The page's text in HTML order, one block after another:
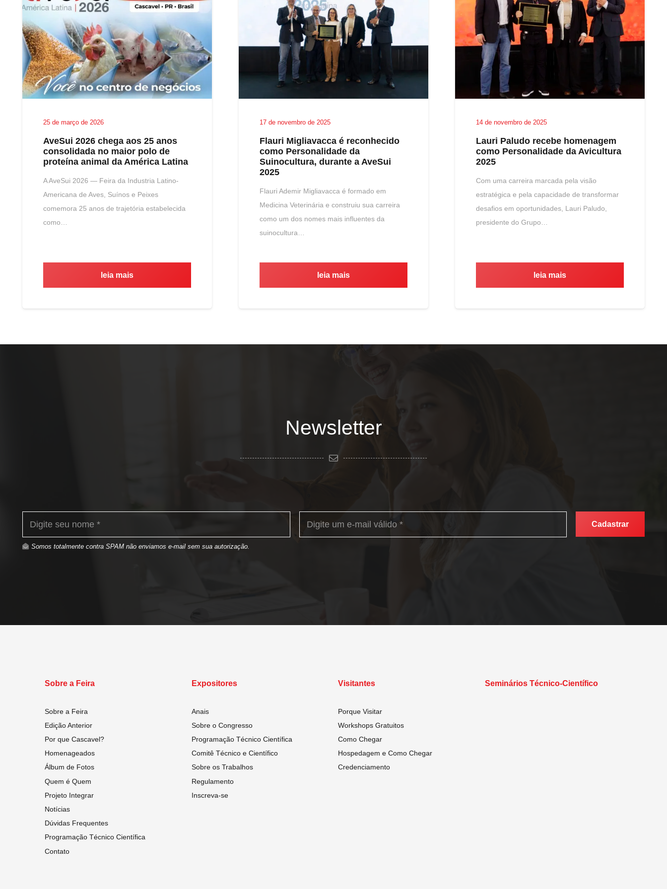
25 de março de 2026
AveSui 2026 chega aos 25 anos
consolidada no maior polo de
proteína animal da América Latina
A AveSui 2026 — Feira da Industria Latino-
Americana de Aves, Suínos e Peixes
comemora 25 anos de trajetória estabelecida
como…
leia mais
17 de novembro de 2025
Flauri Migliavacca é reconhecido
como Personalidade da
Suinocultura, durante a AveSui
2025
Flauri Ademir Migliavacca é formado em
Medicina Veterinária e construiu sua carreira
como um dos nomes mais influentes da
suinocultura…
leia mais
14 de novembro de 2025
Lauri Paludo recebe homenagem
como Personalidade da Avicultura
2025
Com uma carreira marcada pela visão
estratégica e pela capacidade de transformar
desafios em oportunidades, Lauri Paludo,
presidente do Grupo…
leia mais
Newsletter
Cadastrar
Somos totalmente contra SPAM não enviamos e-mail sem sua autorização.
Sobre a Feira
Sobre a Feira
Edição Anterior
Por que Cascavel?
Homenageados
Álbum de Fotos
Quem é Quem
Projeto Integrar
Notícias
Dúvidas Frequentes
Programação Técnico Científica
Contato
Expositores
Anais
Sobre o Congresso
Programação Técnico Científica
Comitê Técnico e Científico
Sobre os Trabalhos
Regulamento
Inscreva-se
Visitantes
Porque Visitar
Workshops Gratuitos
Como Chegar
Hospedagem e Como Chegar
Credenciamento
Seminários Técnico-Científico